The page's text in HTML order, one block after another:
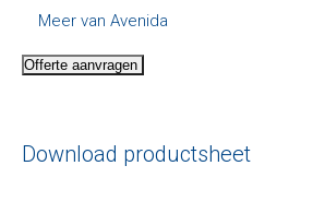
Meer van Avenida
Offerte aanvragen
Download productsheet